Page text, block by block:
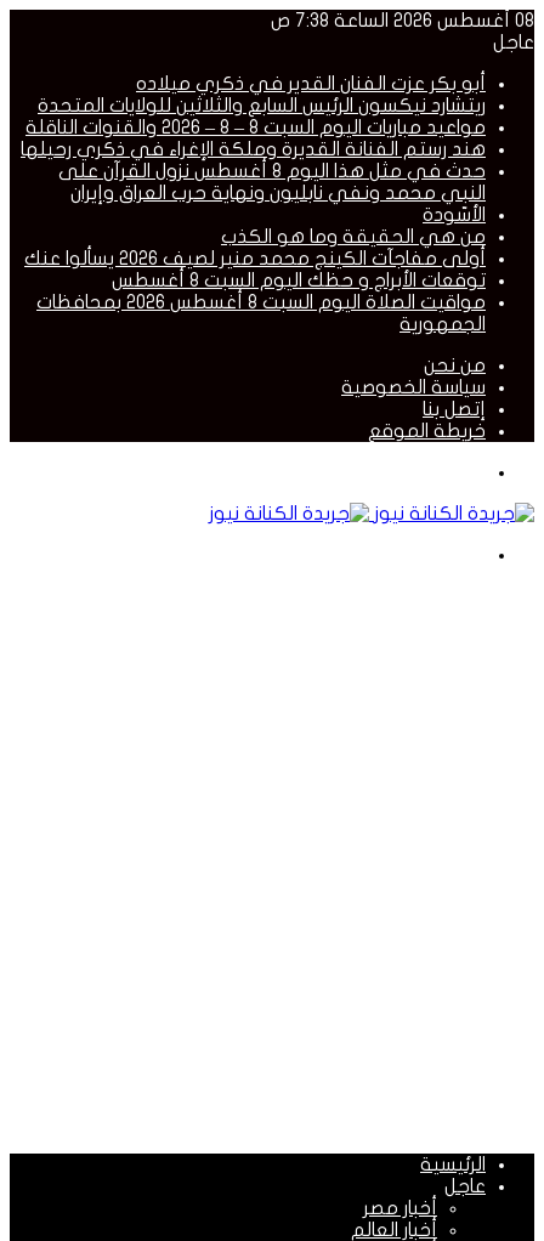
08 أغسطس 2026 الساعة 7:38 ص
عاجل
أبو بكر عزت الفنان القدير في ذكري ميلاده
ريتشارد نيكسون الرئيس السابع والثلاثين للولايات المتحدة
مواعيد مباريات اليوم السبت 8 – 8 – 2026 والقنوات الناقلة
هند رستم الفنانة القديرة وملكة الإغراء في ذكري رحيلها
حدث في مثل هذا اليوم 8 أغسطس نزول القرآن على
النبي محمد ونفي نابليون ونهاية حرب العراق وإيران
الأسّودة
من هي الحقيقة وما هو الكذب
أولى مفاجآت الكينج محمد منير لصيف 2026 يسألوا عنك
توقعات الأبراج و حظك اليوم السبت 8 أغسطس
مواقيت الصلاة اليوم السبت 8 أغسطس 2026 بمحافظات
الجمهورية
من نحن
سياسة الخصوصية
إتصل بنا
خريطة الموقع
الرئيسية
عاجل
أخبار مصر
أخبار العالم